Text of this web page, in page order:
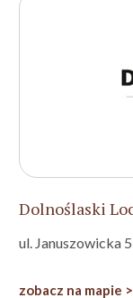
Dolnoślaski
ul. Januszowicka
zobacz na mapie